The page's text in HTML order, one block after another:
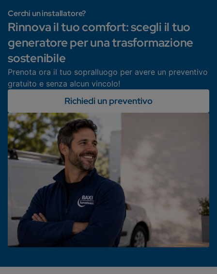
Cerchi un installatore?
Rinnova il tuo comfort: scegli il tuo
generatore per una trasformazione
sostenibile
Prenota ora il tuo sopralluogo per avere un preventivo
gratuito e senza alcun vincolo!
Richiedi un preventivo